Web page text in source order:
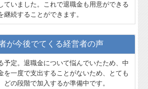
ていました。これで退職金も用意ができる
続することができます。
が今後でてくる経営者の声
予定。退職金について悩んでいたため、中
を一度で支出することがないため、とても
どの段階で加入するか準備中です。